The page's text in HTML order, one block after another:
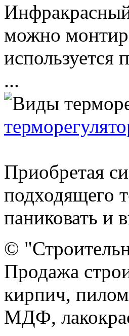
можно
используется
...
Приобретая
подходящего
паниковать и
©
Продажа
кирпич,
МДФ,